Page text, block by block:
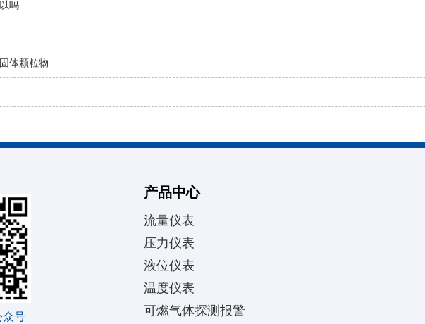
吗
体颗粒物
众号
产品中心
流量仪表
压力仪表
液位仪表
温度仪表
可燃气体探测报警